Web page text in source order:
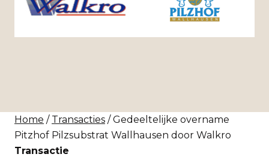
Home / Transacties / Gedeeltelijke overname
Pitzhof Pilzsubstrat Wallhausen door Walkro
Transactie